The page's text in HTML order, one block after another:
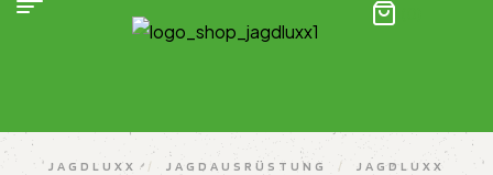
JAGDLUXX / JAGDAUSRÜSTUNG /
JAGDLUXX